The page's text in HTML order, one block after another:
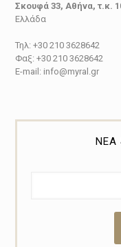
Σκουφά 33, Αθήνα, τ.κ.
Ελλάδα
Τηλ: +30 210 3628642
Φαξ: +30 210 3628642
E-mail: info@myral.gr
ΝΕΑ